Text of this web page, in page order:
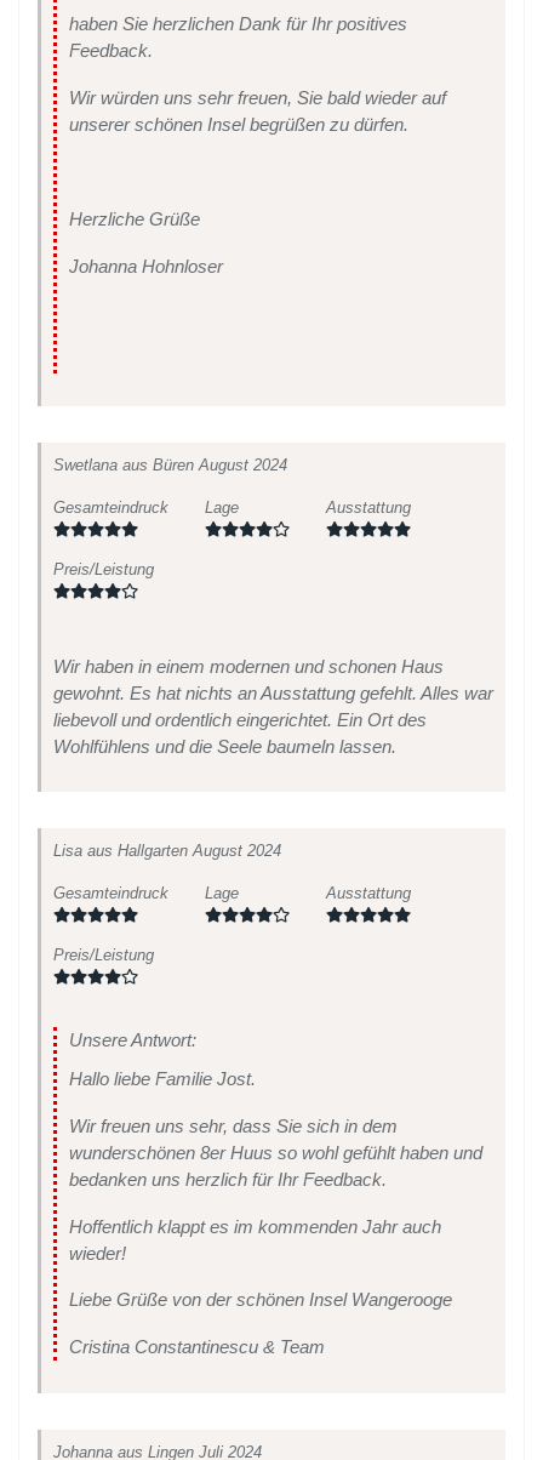
haben Sie herzlichen Dank für Ihr positives
Feedback.
Wir würden uns sehr freuen, Sie bald wieder auf
unserer schönen Insel begrüßen zu dürfen.
Herzliche Grüße
Johanna Hohnloser
Swetlana aus Büren August 2024
Gesamteindruck Lage Ausstattung
Preis/Leistung
Wir haben in einem modernen und schonen Haus
gewohnt. Es hat nichts an Ausstattung gefehlt. Alles war
liebevoll und ordentlich eingerichtet. Ein Ort des
Wohlfühlens und die Seele baumeln lassen.
Lisa aus HallgartenAugust 2024
Gesamteindruck Lage Ausstattung
Preis/Leistung
Unsere Antwort:
Hallo liebe Familie Jost.
Wir freuen uns sehr, dass Sie sich in dem
wunderschönen 8er Huus so wohl gefühlt haben und
bedanken uns herzlich für Ihr Feedback.
Hoffentlich klappt es im kommenden Jahr auch
wieder!
Liebe Grüße von der schönen Insel Wangerooge
Cristina Constantinescu & Team
Johanna aus Lingen Juli 2024